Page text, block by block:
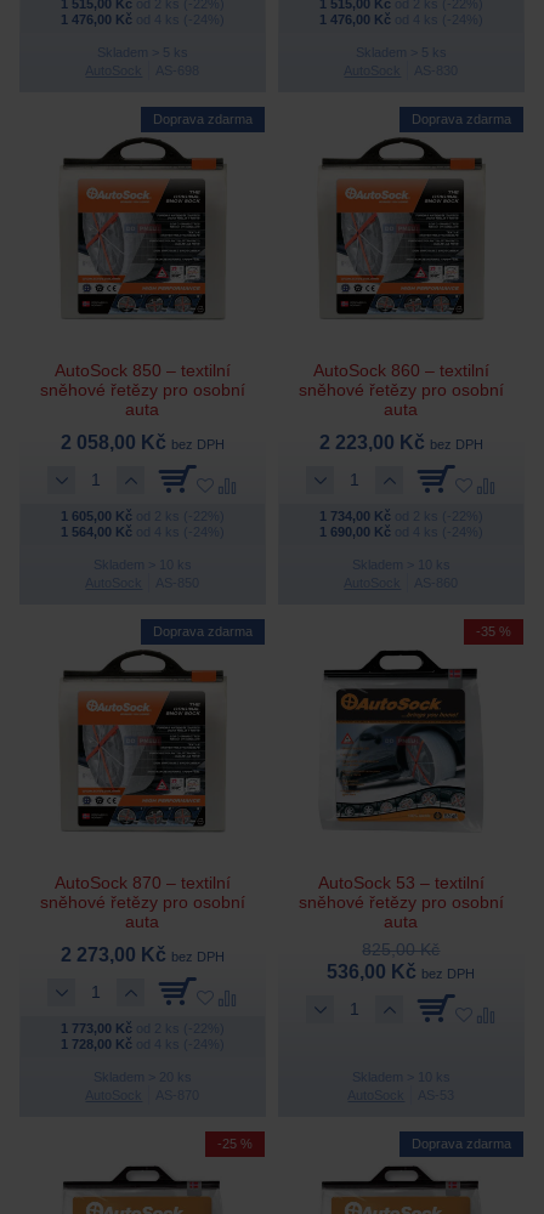
1 515,00 Kčod 2 ks (-22%)
1 476,00 Kčod 4 ks (-24%)
Skladem > 5 ks
1 515,00 Kčod 2 ks (-22%)
1 476,00 Kčod 4 ks (-24%)
Skladem > 5 ks
Doprava zdarma
AutoSock 850 – textilní
sněhové řetězy pro osobní
auta
2 058,00 Kč bez DPH
1 605,00 Kčod 2 ks (-22%)
1 564,00 Kčod 4 ks (-24%)
Skladem > 10 ks
Doprava zdarma
AutoSock 860 – textilní
sněhové řetězy pro osobní
auta
2 223,00 Kč bez DPH
1 734,00 Kčod 2 ks (-22%)
1 690,00 Kčod 4 ks (-24%)
Skladem > 10 ks
Doprava zdarma
AutoSock 870 – textilní
sněhové řetězy pro osobní
auta
2 273,00 Kč bez DPH
1 773,00 Kčod 2 ks (-22%)
1 728,00 Kčod 4 ks (-24%)
Skladem > 20 ks
-35 %
AutoSock 53 – textilní
sněhové řetězy pro osobní
auta
825,00 Kč
536,00 Kč bez DPH
Skladem > 10 ks
-25 % Doprava zdarma